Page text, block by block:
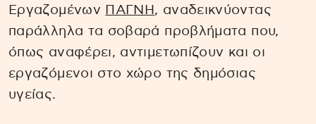
Εργαζομένων ΠΑΓΝΗ , αναδεικνύοντας
παράλληλα τα σοβαρά προβλήματα που,
όπως αναφέρει, αντιμετωπίζουν και οι
εργαζόμενοι στο χώρο της δημόσιας
υγείας.